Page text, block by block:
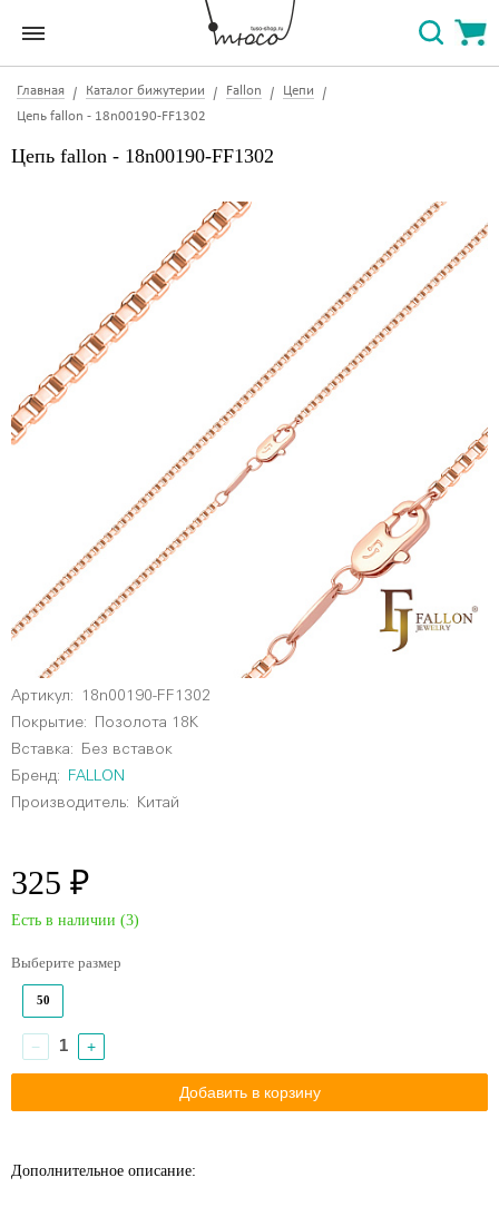
Главная Каталог бижутерии Fallon
Цепи
Цепь fallon - 18n00190-FF1302
Цепь fallon - 18n00190-FF1302
Артикул:
18n00190-FF1302
Покрытие: Позолота 18К
Вставка: Без вставок
Бренд:
FALLON
Производитель: Китай
325 ₽
Есть в наличии (3)
Выберите размер
50
− +
Дополнительное описание: